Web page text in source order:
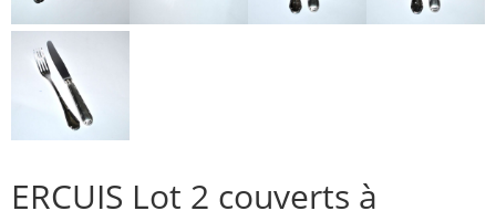
ERCUIS Lot 2 couverts à